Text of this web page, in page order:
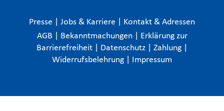
Presse Jobs & Karriere
Kontakt & Adressen
AGB
Bekanntmachungen
Erklärung zur
Barrierefreiheit
Datenschutz Zahlung
Widerrufsbelehrung
Impressum